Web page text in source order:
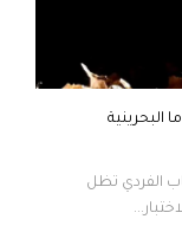
الفردي تظل